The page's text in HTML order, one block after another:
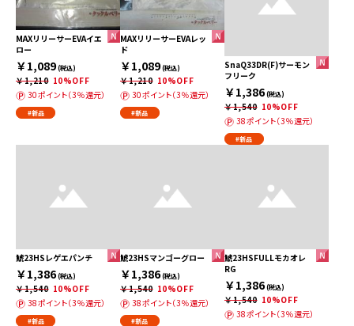
MAXリリーサーEVAイエ
ロー
￥1,089(税込)
￥1,210 10%OFF
30ポイント（3％還元）
#新品
MAXリリーサーEVAレッ
ド
￥1,089(税込)
￥1,210 10%OFF
30ポイント（3％還元）
#新品
SnaQ33DR(F)サーモン
フリーク
￥1,386(税込)
￥1,540 10%OFF
38ポイント（3％還元）
#新品
鯱23HSレゲエパンチ
￥1,386(税込)
￥1,540 10%OFF
38ポイント（3％還元）
#新品
鯱23HSマンゴーグロー
￥1,386(税込)
￥1,540 10%OFF
38ポイント（3％還元）
#新品
鯱23HSFULLモカオレ
RG
￥1,386(税込)
￥1,540 10%OFF
38ポイント（3％還元）